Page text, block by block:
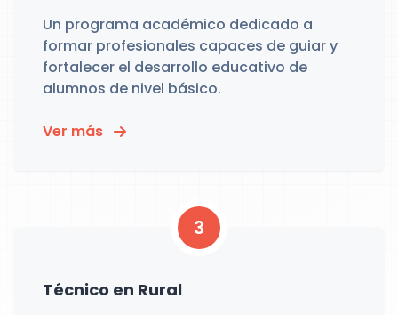
Un programa académico dedicado a
formar profesionales capaces de guiar y
fortalecer el desarrollo educativo de
alumnos de nivel básico.
Ver más
3
Técnico en Rural